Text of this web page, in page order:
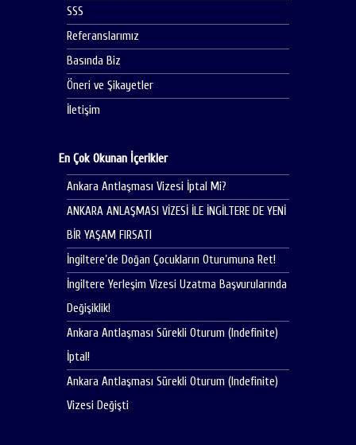
SSS
Referanslarımız
Basında Biz
Öneri ve Şikayetler
İletişim
En Çok Okunan İçerikler
Ankara Antlaşması Vizesi İptal Mi?
ANKARA ANLAŞMASI VİZESİ İLE İNGİLTERE DE YENİ
BİR YAŞAM FIRSATI
İngiltere’de Doğan Çocukların Oturumuna Ret!
İngiltere Yerleşim Vizesi Uzatma Başvurularında
Değişiklik!
Ankara Antlaşması Sürekli Oturum (Indefinite)
İptal!
Ankara Antlaşması Sürekli Oturum (Indefinite)
Vizesi Değişti